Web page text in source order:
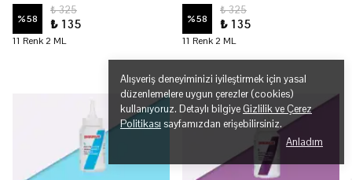
Alışveriş deneyiminizi iyileştirmek için yasal
düzenlemelere uygun çerezler (cookies)
kullanıyoruz. Detaylı bilgiye Gizlilik ve Çerez
Politikası sayfamızdan erişebilirsiniz.
Anladım
%58
₺ 325
₺ 135
11 Renk 2 ML
%58
₺ 325
₺ 135
11 Renk 2 ML